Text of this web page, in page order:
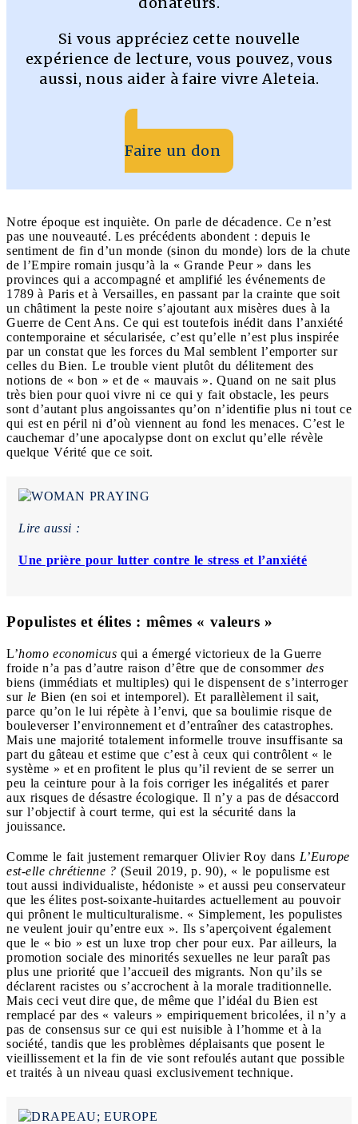
Si vous appréciez cette nouvelle
expérience de lecture, vous pouvez, vous
aussi, nous aider à faire vivre Aleteia.
Faire un don
Notre époque est inquiète. On parle de décadence. Ce n’est
pas une nouveauté. Les précédents abondent : depuis le
sentiment de fin d’un monde (sinon du monde) lors de la chute
de l’Empire romain jusqu’à la « Grande Peur » dans les
provinces qui a accompagné et amplifié les événements de
1789 à Paris et à Versailles, en passant par la crainte que soit
un châtiment la peste noire s’ajoutant aux misères dues à la
Guerre de Cent Ans. Ce qui est toutefois inédit dans l’anxiété
contemporaine et sécularisée, c’est qu’elle n’est plus inspirée
par un constat que les forces du Mal semblent l’emporter sur
celles du Bien. Le trouble vient plutôt du délitement des
notions de « bon » et de « mauvais ». Quand on ne sait plus
très bien pour quoi vivre ni ce qui y fait obstacle, les peurs
sont d’autant plus angoissantes qu’on n’identifie plus ni tout ce
qui est en péril ni d’où viennent au fond les menaces. C’est le
cauchemar d’une apocalypse dont on exclut qu’elle révèle
quelque Vérité que ce soit.
Lire aussi :
Une prière pour lutter contre le stress et l’anxiété
Populistes et élites : mêmes « valeurs »
L’homo economicus qui a émergé victorieux de la Guerre
froide n’a pas d’autre raison d’être que de consommer des
biens (immédiats et multiples) qui le dispensent de s’interroger
sur le Bien (en soi et intemporel). Et parallèlement il sait,
parce qu’on le lui répète à l’envi, que sa boulimie risque de
bouleverser l’environnement et d’entraîner des catastrophes.
Mais une majorité totalement informelle trouve insuffisante sa
part du gâteau et estime que c’est à ceux qui contrôlent « le
système » et en profitent le plus qu’il revient de se serrer un
peu la ceinture pour à la fois corriger les inégalités et parer
aux risques de désastre écologique. Il n’y a pas de désaccord
sur l’objectif à court terme, qui est la sécurité dans la
jouissance.
Comme le fait justement remarquer Olivier Roy dans L’Europe
est-elle chrétienne ? (Seuil 2019, p. 90), « le populisme est
tout aussi individualiste, hédoniste » et aussi peu conservateur
que les élites post-soixante-huitardes actuellement au pouvoir
qui prônent le multiculturalisme. « Simplement, les populistes
ne veulent jouir qu’entre eux ». Ils s’aperçoivent également
que le « bio » est un luxe trop cher pour eux. Par ailleurs, la
promotion sociale des minorités sexuelles ne leur paraît pas
plus une priorité que l’accueil des migrants. Non qu’ils se
déclarent racistes ou s’accrochent à la morale traditionnelle.
Mais ceci veut dire que, de même que l’idéal du Bien est
remplacé par des « valeurs » empiriquement bricolées, il n’y a
pas de consensus sur ce qui est nuisible à l’homme et à la
société, tandis que les problèmes déplaisants que posent le
vieillissement et la fin de vie sont refoulés autant que possible
et traités à un niveau quasi exclusivement technique.